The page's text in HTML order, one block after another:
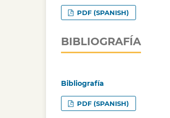
PDF (SPANISH)
BIBLIOGRAFÍA
Bibliografía
PDF (SPANISH)